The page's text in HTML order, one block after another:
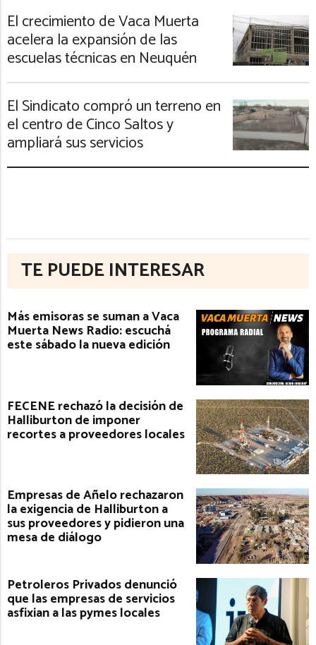
El crecimiento de Vaca Muerta
acelera la expansión de las
escuelas técnicas en Neuquén
El Sindicato compró un terreno en
el centro de Cinco Saltos y
ampliará sus servicios
TE PUEDE INTERESAR
Más emisoras se suman a Vaca
Muerta News Radio: escuchá
este sábado la nueva edición
FECENE rechazó la decisión de
Halliburton de imponer
recortes a proveedores locales
Empresas de Añelo rechazaron
la exigencia de Halliburton a
sus proveedores y pidieron una
mesa de diálogo
Petroleros Privados denunció
que las empresas de servicios
asfixian a las pymes locales